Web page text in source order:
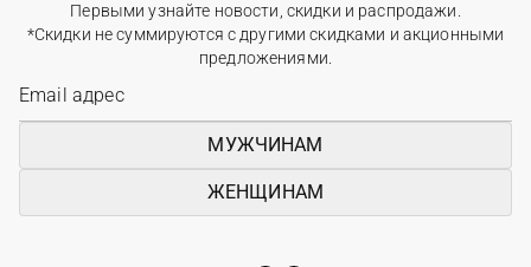
Первыми узнайте новости, скидки и распродажи.
*Скидки не суммируются с другими скидками и акционными
предложениями.
МУЖЧИНАМ
ЖЕНЩИНАМ